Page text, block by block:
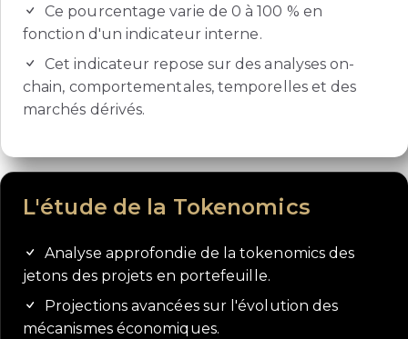
Ce pourcentage varie de 0 à 100 % en
fonction d'un indicateur interne.
Cet indicateur repose sur des analyses on-
chain, comportementales, temporelles et des
marchés dérivés.
L'étude de la Tokenomics
Analyse approfondie de la tokenomics des
jetons des projets en portefeuille.
Projections avancées sur l'évolution des
mécanismes économiques.